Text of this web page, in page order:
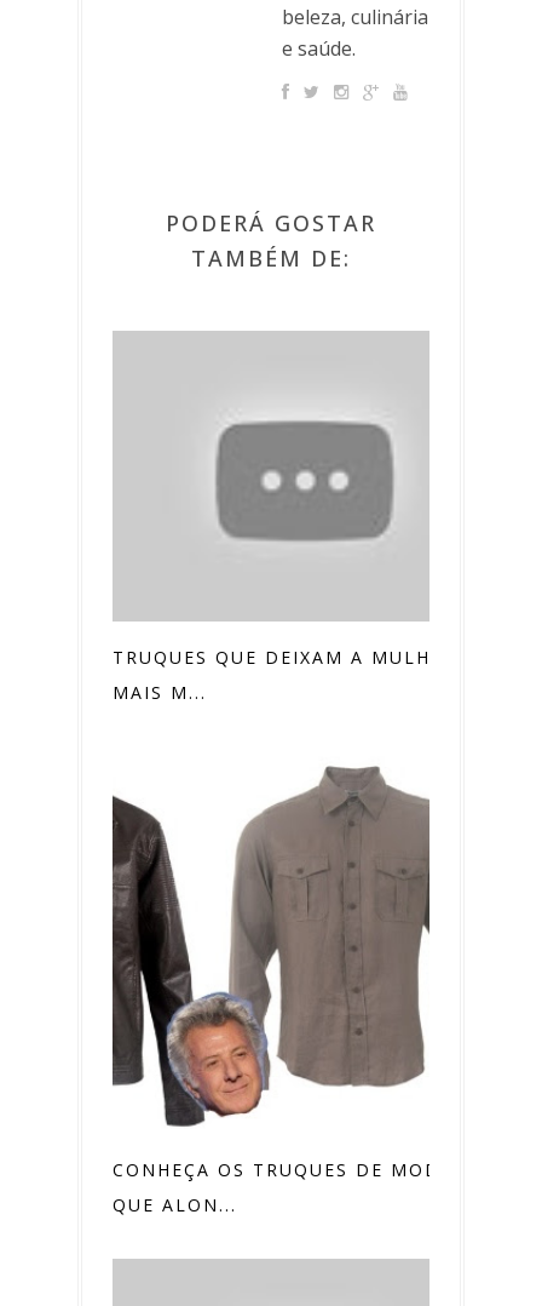
beleza, culinária
e saúde.
PODERÁ GOSTAR
TAMBÉM DE:
TRUQUES QUE DEIXAM A MULHER
MAIS M...
CONHEÇA OS TRUQUES DE MODA
QUE ALON...